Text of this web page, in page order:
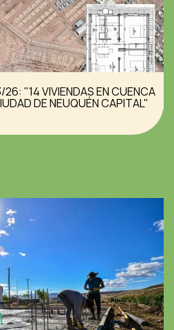
"14 VIVIENDAS EN CUENCA
DE NEUQUÉN CAPITAL"